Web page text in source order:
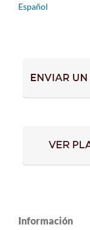
Español
Información